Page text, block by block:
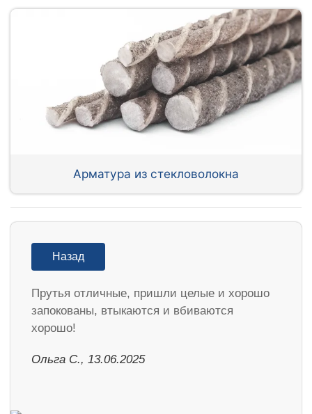
Арматура из стекловолокна
Назад
Прутья отличные, пришли целые и хорошо
запокованы, втыкаются и вбиваются
хорошо!
Ольга С., 13.06.2025